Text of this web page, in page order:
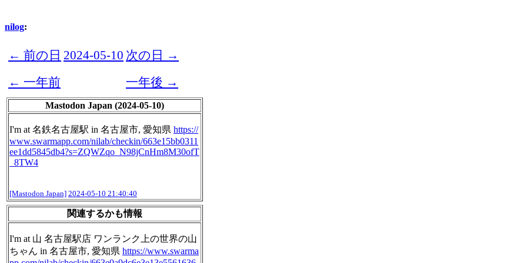
nilog:
← 前の日 2024-05-10 次の日 →
← 一年前
一年後 →
Mastodon Japan (2024-05-10)
I'm at 名鉄名古屋駅 in 名古屋市, 愛知県 https://
www.swarmapp.com/nilab/checkin/663e15bb0311
ee1dd5845db4?s=ZQWZqo_N98jCnHm8M30ofT
_8TW4
[Mastodon Japan] 2024-05-10 21:40:40
関連するかも情報
I'm at 山 名古屋駅店 ワンランク上の世界の山
ちゃん in 名古屋市, 愛知県 https://www.swarma